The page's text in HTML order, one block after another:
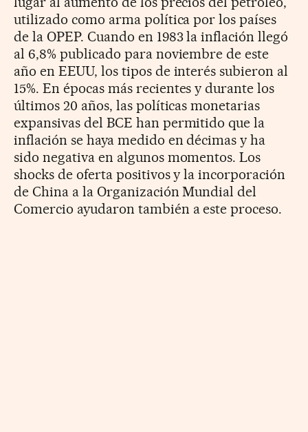
utilizado como arma política por los países
de la OPEP. Cuando en 1983 la inflación llegó
al 6,8% publicado para noviembre de este
año en EEUU, los tipos de interés subieron al
15%. En épocas más recientes y durante los
últimos 20 años, las políticas monetarias
expansivas del BCE han permitido que la
inflación se haya medido en décimas y ha
sido negativa en algunos momentos. Los
shocks de oferta positivos y la incorporación
de China a la Organización Mundial del
Comercio ayudaron también a este proceso.